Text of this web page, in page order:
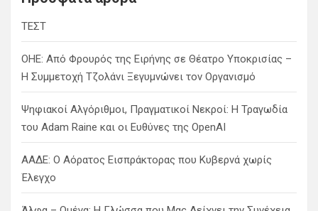
ΤΕΣΤ
ΟΗΕ: Από Φρουρός της Ειρήνης σε Θέατρο Υποκρισίας –
Η Συμμετοχή Τζολάνι Ξεγυμνώνει τον Οργανισμό
Ψηφιακοί Αλγόριθμοι, Πραγματικοί Νεκροί: Η Τραγωδία
του Adam Raine και οι Ευθύνες της OpenAI
ΑΑΔΕ: Ο Αόρατος Εισπράκτορας που Κυβερνά χωρίς
Έλεγχο